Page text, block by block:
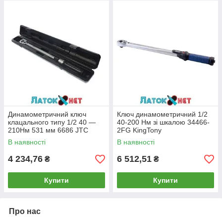
Динамометричний ключ
клацального типу 1/2 40 —
210Hм 531 мм 6686 JTC
В наявності
4 234,76 ₴
Купити
Ключ динамометричний 1/2
40-200 Нм зі шкалою 34466-
2FG KingTony
В наявності
6 512,51 ₴
Купити
Про нас